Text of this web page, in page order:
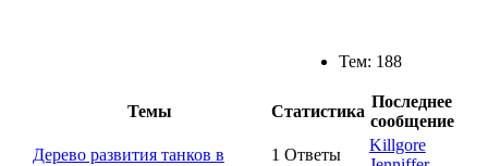
Тем: 188
Темы Статистика
Последнее
сообщение
Дерево развития танков в
1 Ответы
Killgore